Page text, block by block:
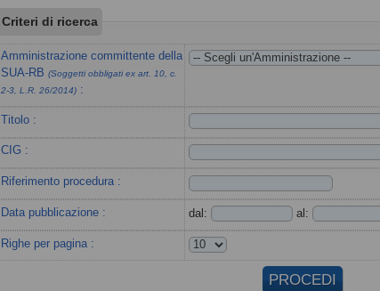
Criteri di ricerca
Amministrazione committente della
SUA-RB(Soggetti obbligati ex art. 10, c.
2-3, L.R. 26/2014) :
Titolo :
CIG :
Riferimento procedura :
Data pubblicazione : dal: al:
Righe per pagina :